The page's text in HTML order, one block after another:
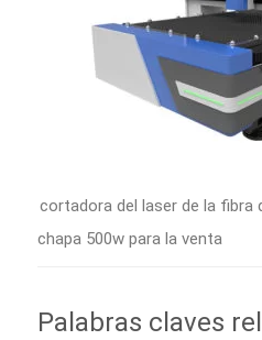
cortadora del laser de la fibra
chapa 500w para la venta
Palabras claves